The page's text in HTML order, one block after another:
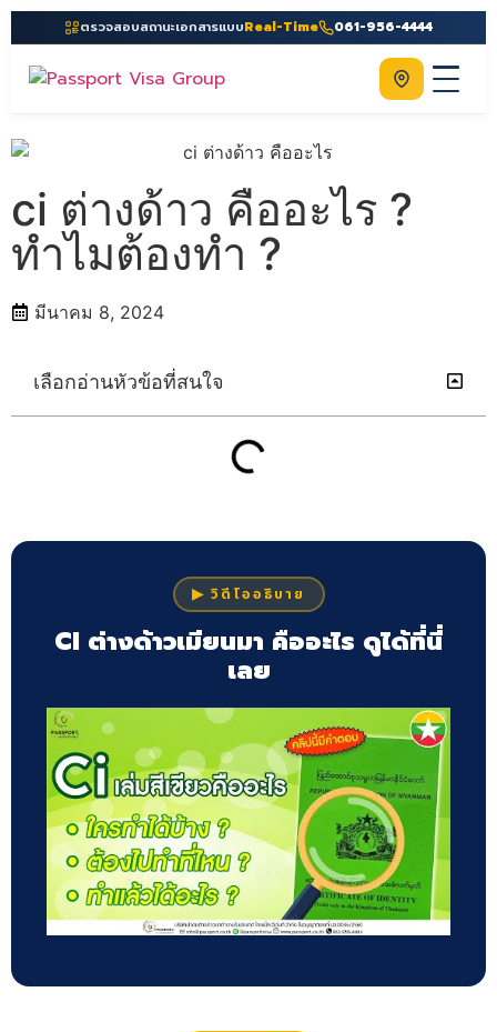
ตรวจสอบสถานะเอกสารแบบReal-Time 061-956-4444
Home
บริการ
คู่มือ
ความรู้
ประเทศ
ติดต่อเรา
ติดต่อเรา
ci ต่างด้าว คืออะไร ?
ทำไมต้องทำ ?
มีนาคม 8, 2024
เลือกอ่านหัวข้อที่สนใจ
▶ วิดีโออธิบาย
CI ต่างด้าวเมียนมา คืออะไร ดูได้ที่นี่
เลย